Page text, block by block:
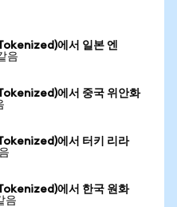
에서 일본 엔
음
에서 중국 위안화
에서 터키 리라
에서 한국 원화
음